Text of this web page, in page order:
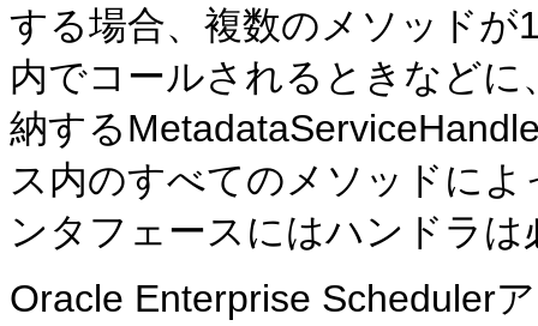
する場合、複数のメソッド
内でコールされるときなど
納する
ス内のすべてのメソッドに
ンタフェースにはハンドラ
Oracle Enterprise Scheduler